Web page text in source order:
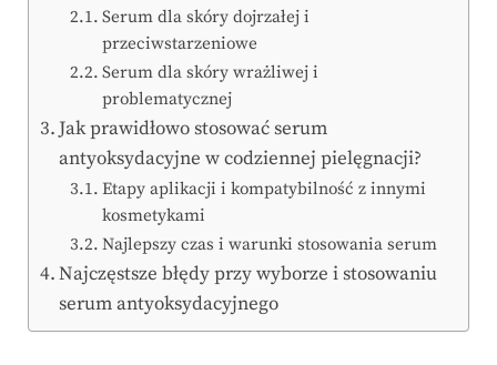
Serum dla skóry dojrzałej i
przeciwstarzeniowe
Serum dla skóry wrażliwej i
problematycznej
Jak prawidłowo stosować serum
antyoksydacyjne w codziennej pielęgnacji?
Etapy aplikacji i kompatybilność z innymi
kosmetykami
Najlepszy czas i warunki stosowania serum
Najczęstsze błędy przy wyborze i stosowaniu
serum antyoksydacyjnego